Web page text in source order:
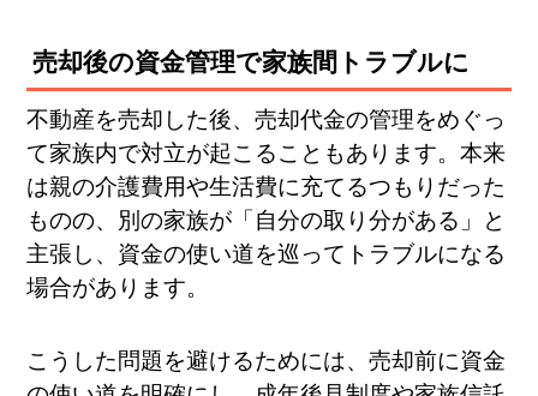
売却後の資金管理で家族間トラブルに
不動産を売却した後、売却代金の管理をめぐっ
て家族内で対立が起こることもあります。本来
は親の介護費用や生活費に充てるつもりだった
ものの、別の家族が「自分の取り分がある」と
主張し、資金の使い道を巡ってトラブルになる
場合があります。
こうした問題を避けるためには、売却前に資金